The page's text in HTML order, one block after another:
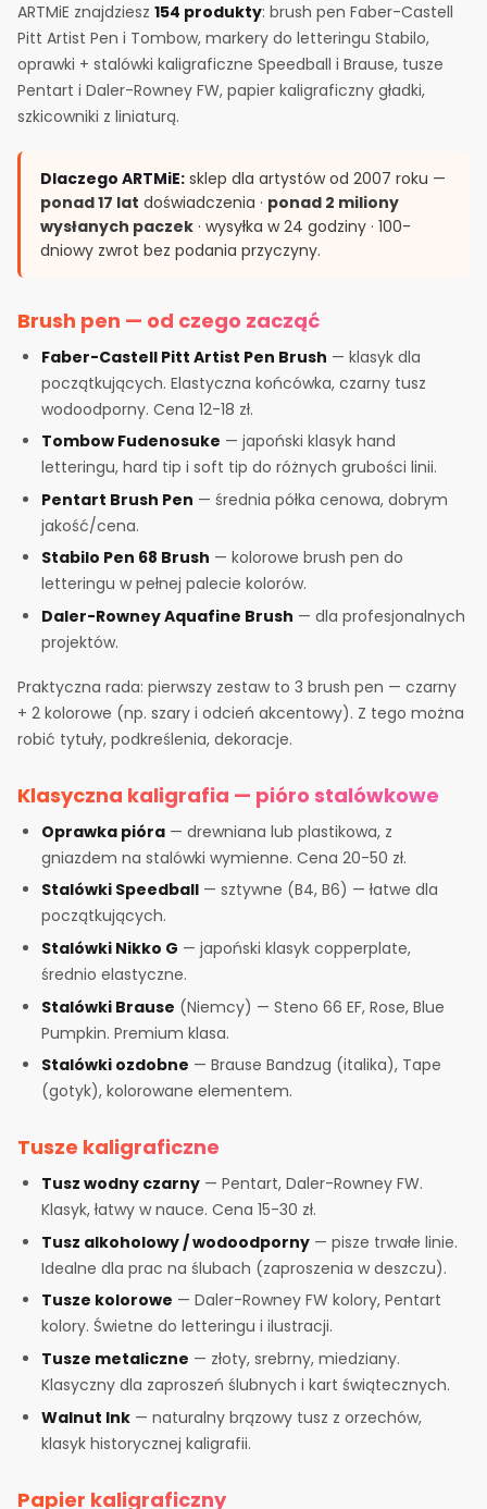
ARTMiE znajdziesz 154 produkty: brush pen Faber-Castell
Pitt Artist Pen i Tombow, markery do letteringu Stabilo,
oprawki + stalówki kaligraficzne Speedball i Brause, tusze
Pentart i Daler-Rowney FW, papier kaligraficzny gładki,
szkicowniki z liniaturą.
Dlaczego ARTMiE: sklep dla artystów od 2007 roku —
ponad 17 lat doświadczenia · ponad 2 miliony
wysłanych paczek · wysyłka w 24 godziny · 100-
dniowy zwrot bez podania przyczyny.
Brush pen — od czego zacząć
Faber-Castell Pitt Artist Pen Brush — klasyk dla
początkujących. Elastyczna końcówka, czarny tusz
wodoodporny. Cena 12-18 zł.
Tombow Fudenosuke — japoński klasyk hand
letteringu, hard tip i soft tip do różnych grubości linii.
Pentart Brush Pen — średnia półka cenowa, dobrym
jakość/cena.
Stabilo Pen 68 Brush — kolorowe brush pen do
letteringu w pełnej palecie kolorów.
Daler-Rowney Aquafine Brush — dla profesjonalnych
projektów.
Praktyczna rada: pierwszy zestaw to 3 brush pen — czarny
+ 2 kolorowe (np. szary i odcień akcentowy). Z tego można
robić tytuły, podkreślenia, dekoracje.
Klasyczna kaligrafia — pióro stalówkowe
Oprawka pióra — drewniana lub plastikowa, z
gniazdem na stalówki wymienne. Cena 20-50 zł.
Stalówki Speedball — sztywne (B4, B6) — łatwe dla
początkujących.
Stalówki Nikko G — japoński klasyk copperplate,
średnio elastyczne.
Stalówki Brause (Niemcy) — Steno 66 EF, Rose, Blue
Pumpkin. Premium klasa.
Stalówki ozdobne — Brause Bandzug (italika), Tape
(gotyk), kolorowane elementem.
Tusze kaligraficzne
Tusz wodny czarny — Pentart, Daler-Rowney FW.
Klasyk, łatwy w nauce. Cena 15-30 zł.
Tusz alkoholowy / wodoodporny — pisze trwałe linie.
Idealne dla prac na ślubach (zaproszenia w deszczu).
Tusze kolorowe — Daler-Rowney FW kolory, Pentart
kolory. Świetne do letteringu i ilustracji.
Tusze metaliczne — złoty, srebrny, miedziany.
Klasyczny dla zaproszeń ślubnych i kart świątecznych.
Walnut Ink — naturalny brązowy tusz z orzechów,
klasyk historycznej kaligrafii.
Papier kaligraficzny